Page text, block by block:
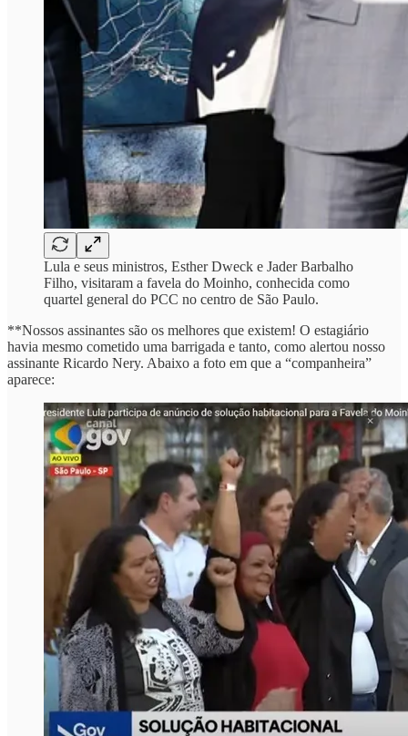
Lula e seus ministros, Esther Dweck e Jader Barbalho
Filho, visitaram a favela do Moinho, conhecida como
quartel general do PCC no centro de São Paulo.
**Nossos assinantes são os melhores que existem! O estagiário
havia mesmo cometido uma barrigada e tanto, como alertou nosso
assinante Ricardo Nery. Abaixo a foto em que a “companheira”
aparece: